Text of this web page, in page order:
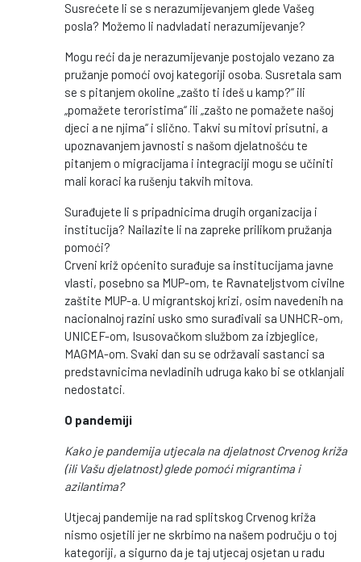
Susrećete li se s nerazumijevanjem glede Vašeg
posla? Možemo li nadvladati nerazumijevanje?
Mogu reći da je nerazumijevanje postojalo vezano za
pružanje pomoći ovoj kategoriji osoba. Susretala sam
se s pitanjem okoline „zašto ti ideš u kamp?“ ili
„pomažete teroristima“ ili „zašto ne pomažete našoj
djeci a ne njima“ i slično. Takvi su mitovi prisutni, a
upoznavanjem javnosti s našom djelatnošću te
pitanjem o migracijama i integraciji mogu se učiniti
mali koraci ka rušenju takvih mitova.
Surađujete li s pripadnicima drugih organizacija i
institucija? Nailazite li na zapreke prilikom pružanja
pomoći?
Crveni križ općenito surađuje sa institucijama javne
vlasti, posebno sa MUP-om, te Ravnateljstvom civilne
zaštite MUP-a. U migrantskoj krizi, osim navedenih na
nacionalnoj razini usko smo surađivali sa UNHCR-om,
UNICEF-om, Isusovačkom službom za izbjeglice,
MAGMA-om. Svaki dan su se održavali sastanci sa
predstavnicima nevladinih udruga kako bi se otklanjali
nedostatci.
O pandemiji
Kako je pandemija utjecala na djelatnost Crvenog križa
(ili Vašu djelatnost) glede pomoći migrantima i
azilantima?
Utjecaj pandemije na rad splitskog Crvenog križa
nismo osjetili jer ne skrbimo na našem području o toj
kategoriji, a sigurno da je taj utjecaj osjetan u radu